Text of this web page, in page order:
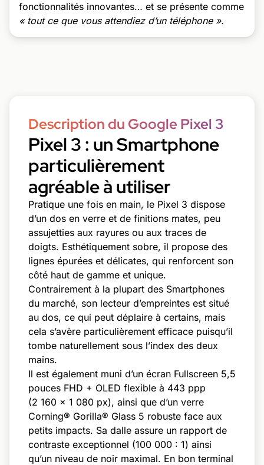
fonctionnalités innovantes… et se présente comme
« tout ce que vous attendiez d’un téléphone ».
Description du Google Pixel 3
Pixel 3 : un Smartphone
particulièrement
agréable à utiliser
Pratique une fois en main, le Pixel 3 dispose
d’un dos en verre et de finitions mates, peu
assujetties aux rayures ou aux traces de
doigts. Esthétiquement sobre, il propose des
lignes épurées et délicates, qui renforcent son
côté haut de gamme et unique.
Contrairement à la plupart des Smartphones
du marché, son lecteur d’empreintes est situé
au dos, ce qui peut déplaire à certains, mais
cela s’avère particulièrement efficace puisqu’il
tombe naturellement sous l’index des deux
mains.
Il est également muni d’un écran Fullscreen 5,5
pouces FHD + OLED flexible à 443 ppp
(2 160 x 1 080 px), ainsi que d’un verre
Corning® Gorilla® Glass 5 robuste face aux
petits impacts. Sa dalle assure un rapport de
contraste exceptionnel (100 000 : 1) ainsi
qu’un niveau de noir maximal. En bon terminal